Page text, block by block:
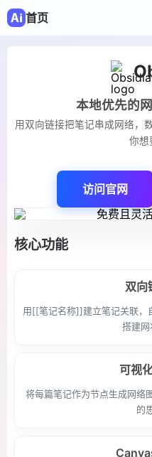
首页
本地优先的
用双向链接把笔记串成网络，
你想
访问官网
核心功能
双向
用[[笔记名称]]建立笔记关联，
搭建网
可视
将每篇笔记作为节点生成网络
的